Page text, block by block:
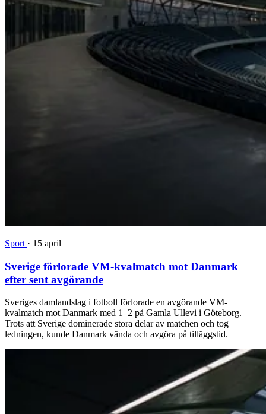
Sport · 15 april
Sverige förlorade VM-kvalmatch mot Danmark
efter sent avgörande
Sveriges damlandslag i fotboll förlorade en avgörande VM-
kvalmatch mot Danmark med 1–2 på Gamla Ullevi i Göteborg.
Trots att Sverige dominerade stora delar av matchen och tog
ledningen, kunde Danmark vända och avgöra på tilläggstid.